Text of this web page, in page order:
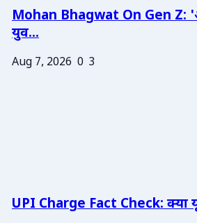
Mohan Bhagwat On Gen Z:
युव...
Aug 7, 2026 0 3
UPI Charge Fact Check: